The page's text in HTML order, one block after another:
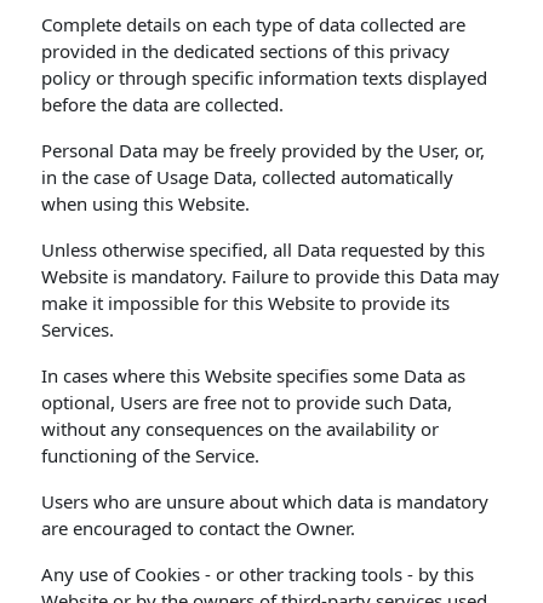
Complete details on each type of data collected are
provided in the dedicated sections of this privacy
policy or through specific information texts displayed
before the data are collected.
Personal Data may be freely provided by the User, or,
in the case of Usage Data, collected automatically
when using this Website.
Unless otherwise specified, all Data requested by this
Website is mandatory. Failure to provide this Data may
make it impossible for this Website to provide its
Services.
In cases where this Website specifies some Data as
optional, Users are free not to provide such Data,
without any consequences on the availability or
functioning of the Service.
Users who are unsure about which data is mandatory
are encouraged to contact the Owner.
Any use of Cookies - or other tracking tools - by this